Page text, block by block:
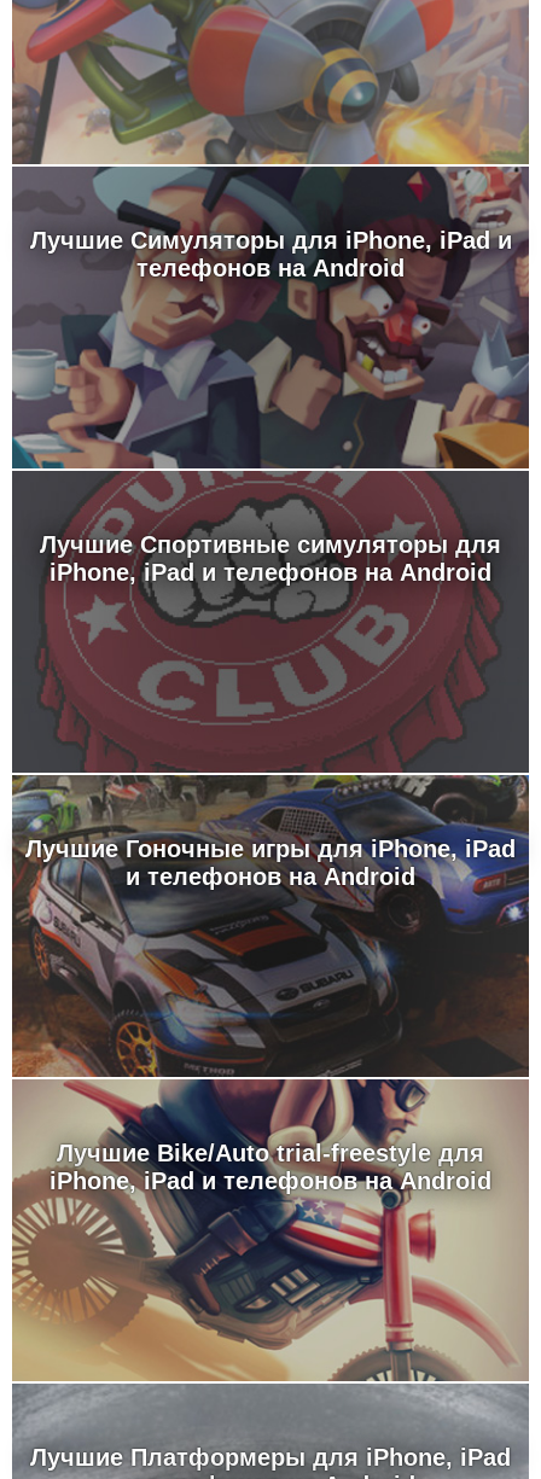
Лучшие Симуляторы для iPhone, iPad и
телефонов на Android
Лучшие Спортивные симуляторы для
iPhone, iPad и телефонов на Android
Лучшие Гоночные игры для iPhone, iPad
и телефонов на Android
Лучшие Bike/Auto trial-freestyle для
iPhone, iPad и телефонов на Android
Лучшие Платформеры для iPhone, iPad